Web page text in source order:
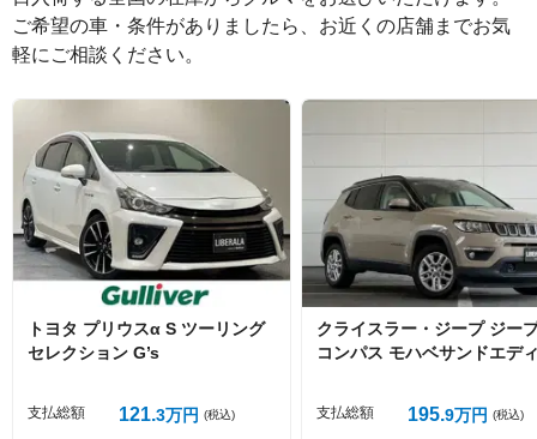
絵文字は投稿時に削除します
Captcha
ご希望の車・条件がありましたら、お近くの店舗までお気
軽にご相談ください。
トヨタ プリウスα S ツーリング
セレクション G’s
支払総額 121 3万円 (税込)
クライスラー・ジープ ジー
コンパス モハベサンドエデ
支払総額 195 9万円 (税込)